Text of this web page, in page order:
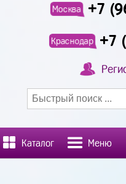
Москва +7
Краснодар +7
Каталог Меню